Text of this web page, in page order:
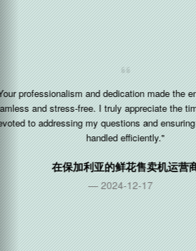
"I like the platform so
在特立尼达和多巴哥的自动
2024-03-06